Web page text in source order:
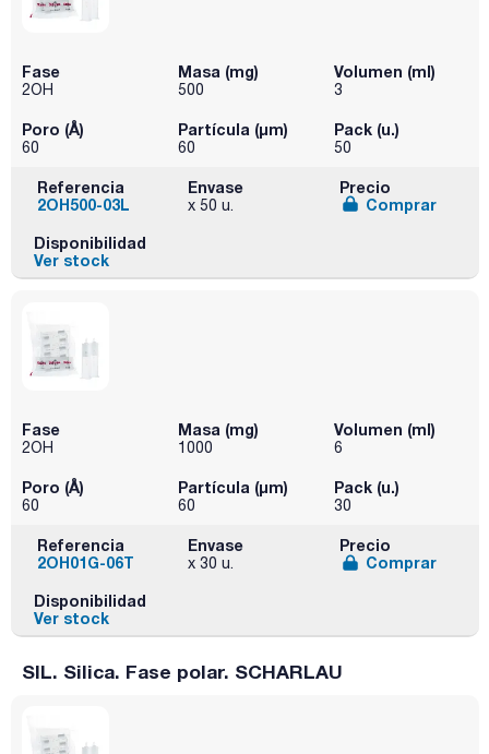
Fase
2OH
Masa (mg)
500
Volumen (ml)
3
Poro (Å)
60
Partícula (μm)
60
Pack (u.)
50
Referencia
2OH500-03L
Envase
x 50 u.
Precio
Comprar
Disponibilidad
Ver stock
Fase
2OH
Masa (mg)
1000
Volumen (ml)
6
Poro (Å)
60
Partícula (μm)
60
Pack (u.)
30
Referencia
2OH01G-06T
Envase
x 30 u.
Precio
Comprar
Disponibilidad
Ver stock
SIL. Silica. Fase polar. SCHARLAU